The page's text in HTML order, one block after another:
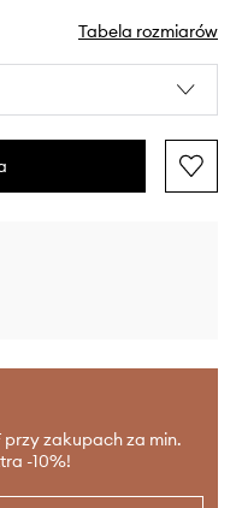
Tabela rozmiarów
przy zakupach za min.
-10%!